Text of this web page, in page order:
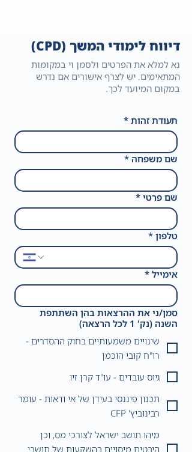
דיווח לימודי המשך (CPD)
נא למלא את הפרטים ולסמן וי במקומות
המתאימים. יש לצרף אישורים אם נדרש
במקום המיועד לכך.
תעודת זהות *
שם משפחה *
שם פרטי *
טלפון *
אימייל *
סמן/ני את ההרצאות בהן השתתפת
השנה (נק' 1 לכל הרצאה)
שינויים משמעותיים בחוק ההסדרים -
רו"ח קובי הוכמן
גיוס עובדים - עו"ד קרן זיו
תכנון פיננסי בעידן של אי ודאות - עומר
רבינוביץ' CFP
מיהו תושב ישראל לצורכי מס, וכן
היבטים מיסויים בהשקעות של תושבי